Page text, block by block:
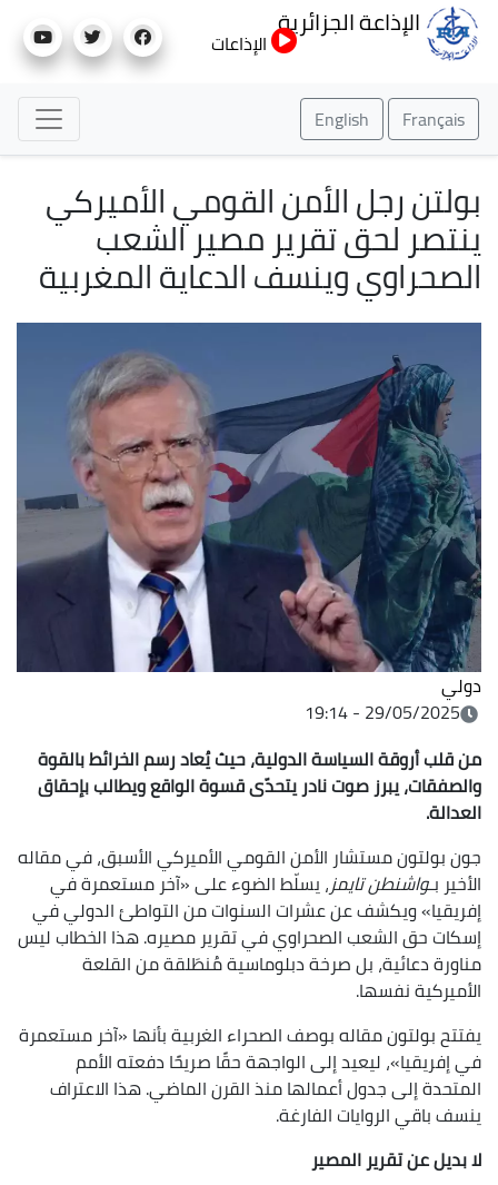
إلى
الإذاعة الجزائرية
الإذاعات
Français
English
بولتن رجل الأمن القومي الأميركي
ينتصر لحق تقرير مصير الشعب
الصحراوي وينسف الدعاية المغربية
دولي
29/05/2025 - 19:14
من قلب أروقة السياسة الدولية، حيث يُعاد رسم الخرائط بالقوة
والصفقات، يبرز صوت نادر يتحدّى قسوة الواقع ويطالب بإحقاق
العدالة.
جون بولتون مستشار الأمن القومي الأميركي الأسبق، في مقاله
الأخير بـ واشنطن تايمز، يسلّط الضوء على «آخر مستعمرة في
إفريقيا» ويكشف عن عشرات السنوات من التواطئ الدولي في
إسكات حق الشعب الصحراوي في تقرير مصيره. هذا الخطاب ليس
مناورة دعائية، بل صرخة دبلوماسية مُنطَلقة من القلعة
الأميركية نفسها.
يفتتح بولتون مقاله بوصف الصحراء الغربية بأنها «آخر مستعمرة
في إفريقيا»، ليعيد إلى الواجهة حقًا صريحًا دفعته الأمم
المتحدة إلى جدول أعمالها منذ القرن الماضي. هذا الاعتراف
ينسف باقي الروايات الفارغة.
لا بديل عن تقرير المصير